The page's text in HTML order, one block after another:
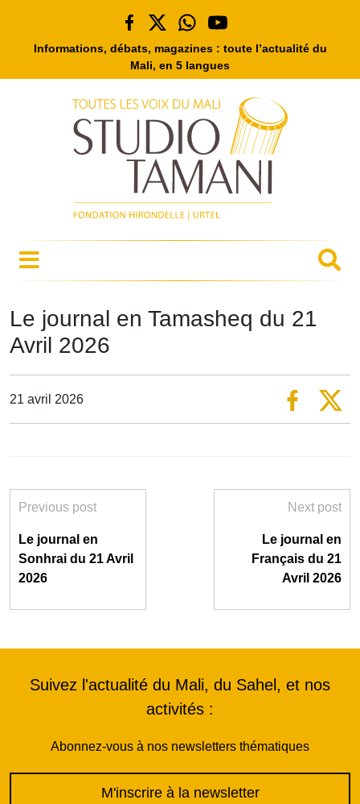
Informations, débats, magazines : toute l’actualité du
Mali, en 5 langues
Le journal en Tamasheq du 21
Avril 2026
21 avril 2026
Previous post
Le journal en
Sonhrai du 21 Avril
2026
Next post
Le journal en
Français du 21
Avril 2026
Suivez l'actualité du Mali, du Sahel, et nos
activités :
Abonnez-vous à nos newsletters thématiques
M'inscrire à la newsletter